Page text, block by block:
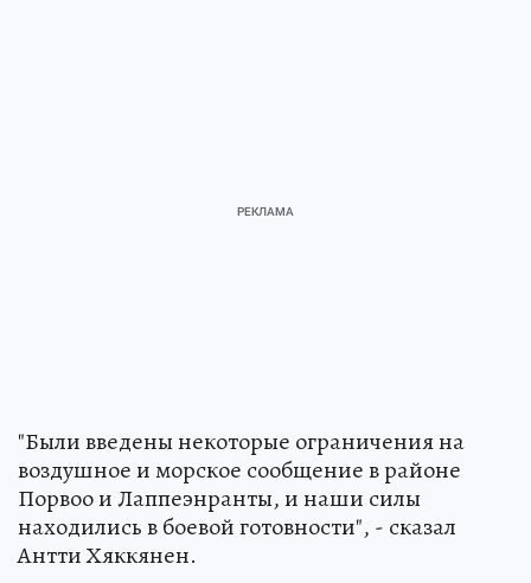
"Были введены некоторые ограничения на
воздушное и морское сообщение в районе
Порвоо и Лаппеэнранты, и наши силы
находились в боевой готовности", - сказал
Антти Хяккянен.